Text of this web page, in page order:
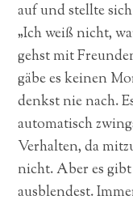
auf und stellte
„Ich weiß nicht,
gehst mit
gäbe es keinen
denkst nie nach.
automatisch
Verhalten, da
nicht. Aber es
ausblendest.